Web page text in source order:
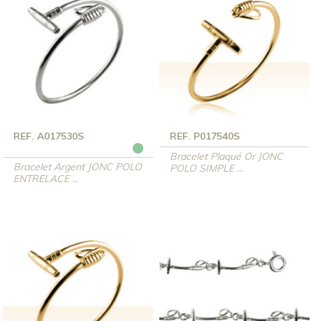
REF. A017530S
Bracelet Argent JONC POLO
ENTRELACE ...
REF. P017540S
Bracelet Plaqué Or JONC
POLO SIMPLE ...